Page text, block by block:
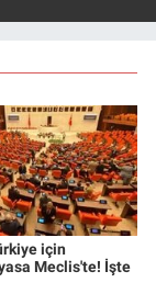
için
Meclis'te! İşte